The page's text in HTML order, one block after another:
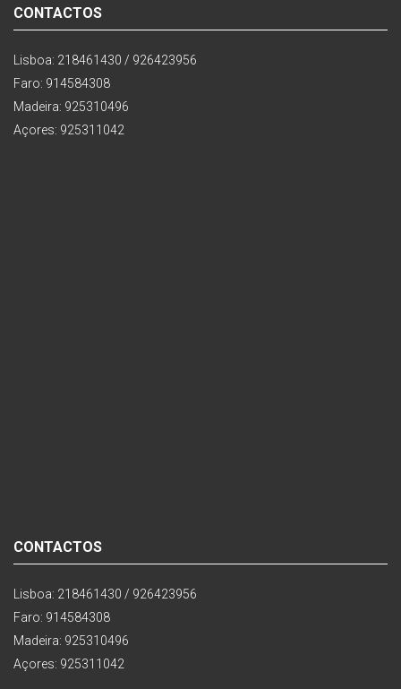
CONTACTOS
Lisboa: 218461430 / 926423956
Faro: 914584308
Madeira: 925310496
Açores: 925311042
CONTACTOS
Lisboa: 218461430 / 926423956
Faro: 914584308
Madeira: 925310496
Açores: 925311042